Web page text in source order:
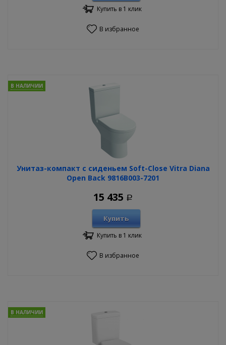
Купить в 1 клик
В избранное
Унитаз-компакт с сиденьем Soft-Close Vitra Diana
Open Back 9816B003-7201
В НАЛИЧИИ
15 435 Р
Купить
Купить в 1 клик
В избранное
В НАЛИЧИИ